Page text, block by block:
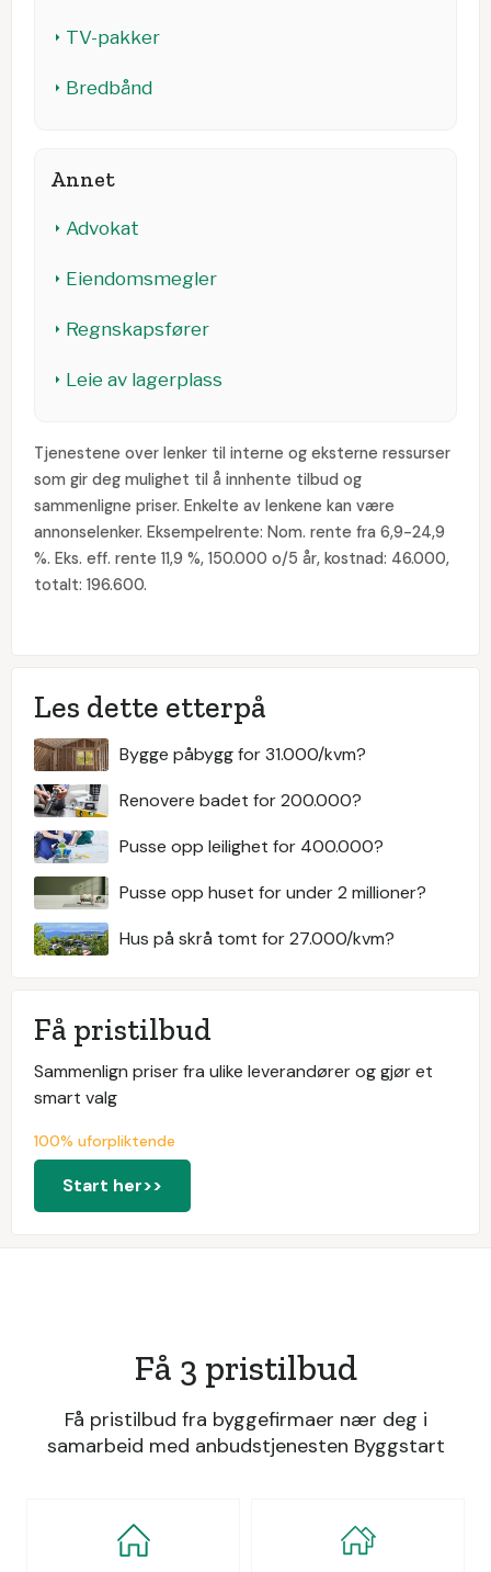
TV-pakker
Bredbånd
Annet
Advokat
Eiendomsmegler
Regnskapsfører
Leie av lagerplass
Tjenestene over lenker til interne og eksterne ressurser
som gir deg mulighet til å innhente tilbud og
sammenligne priser. Enkelte av lenkene kan være
annonselenker. Eksempelrente: Nom. rente fra 6,9-24,9
%. Eks. eff. rente 11,9 %, 150.000 o/5 år, kostnad: 46.000,
totalt: 196.600.
Les dette etterpå
Bygge påbygg for 31.000/kvm?
Renovere badet for 200.000?
Pusse opp leilighet for 400.000?
Pusse opp huset for under 2 millioner?
Hus på skrå tomt for 27.000/kvm?
Få pristilbud
Sammenlign priser fra ulike leverandører og gjør et
smart valg
100% uforpliktende
Start her>>
Få 3 pristilbud
Få pristilbud fra byggefirmaer nær deg i
samarbeid med anbudstjenesten Byggstart